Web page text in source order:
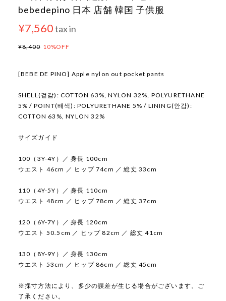
bebedepino 日本 店舗 韓国 子供服
¥7,560tax in
¥8,400 10%OFF
[BEBE DE PINO] Apple nylon out pocket pants
SHELL(겉감): COTTON 63%, NYLON 32%, POLYURETHANE
5% / POINT(배색): POLYURETHANE 5% / LINING(안감):
COTTON 63%, NYLON 32%
サイズガイド
100（3Y-4Y）／ 身長 100cm
ウエスト 46cm ／ ヒップ 74cm ／ 総丈 33cm
110（4Y-5Y）／ 身長 110cm
ウエスト 48cm ／ ヒップ 78cm ／ 総丈 37cm
120（6Y-7Y）／ 身長 120cm
ウエスト 50.5cm ／ ヒップ 82cm ／ 総丈 41cm
130（8Y-9Y）／ 身長 130cm
ウエスト 53cm ／ ヒップ 86cm ／ 総丈 45cm
※採寸方法により、多少の誤差が生じる場合がございます。ご
了承ください。